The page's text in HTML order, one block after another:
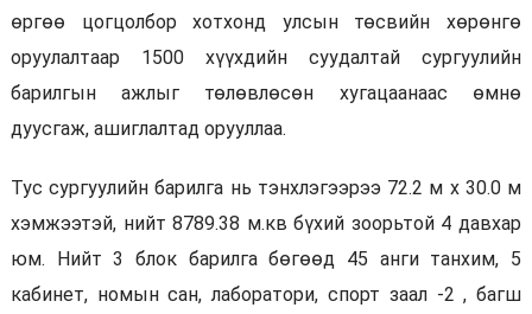
өргөө цогцолбор хотхонд улсын төсвийн хөрөнгө
оруулалтаар 1500 хүүхдийн суудалтай сургуулийн
барилгын ажлыг төлөвлөсөн хугацаанаас өмнө
дуусгаж, ашиглалтад орууллаа.
Тус сургуулийн барилга нь тэнхлэгээрээ 72.2 м х 30.0 м
хэмжээтэй, нийт 8789.38 м.кв бүхий зоорьтой 4 давхар
юм. Нийт 3 блок барилга бөгөөд 45 анги танхим, 5
кабинет, номын сан, лаборатори, спорт заал -2 , багш